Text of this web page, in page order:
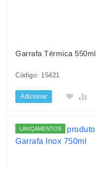
Garrafa Térmica 550ml
Código: 15421
Adicionar
LANÇAMENTOS